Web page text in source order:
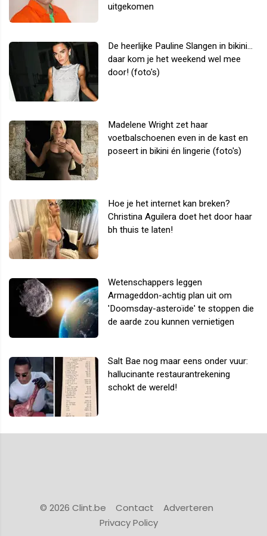
uitgekomen
De heerlijke Pauline Slangen in bikini...
daar kom je het weekend wel mee
door! (foto's)
Madelene Wright zet haar
voetbalschoenen even in de kast en
poseert in bikini én lingerie (foto's)
Hoe je het internet kan breken?
Christina Aguilera doet het door haar
bh thuis te laten!
Wetenschappers leggen
Armageddon-achtig plan uit om
'Doomsday-asteroïde' te stoppen die
de aarde zou kunnen vernietigen
Salt Bae nog maar eens onder vuur:
hallucinante restaurantrekening
schokt de wereld!
© 2026 Clint.be Contact
Adverteren
Privacy Policy